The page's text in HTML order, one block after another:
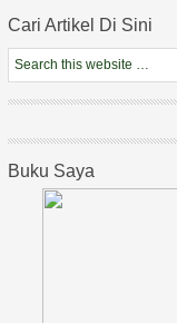
Cari Artikel Di Sini
Buku Saya